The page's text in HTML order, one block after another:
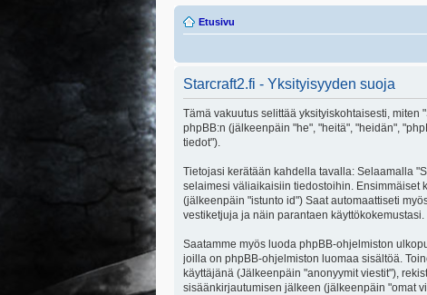
Etusivu
Starcraft2.fi - Yksityisyyden suoja
Tämä vakuutus selittää yksityiskohtaisesti, miten
phpBB:n (jälkeenpäin "he", "heitä", "heidän",
tiedot").
Tietojasi kerätään kahdella tavalla: Selaamalla
selaimesi väliaikaisiin tiedostoihin. Ensimmäiset
(jälkeenpäin "istunto id") Saat automaattiseti
vestiketjuja ja näin parantaen käyttökokemustasi.
Saatamme myös luoda phpBB-ohjelmiston
joilla on phpBB-ohjelmiston luomaa sisältöä.
käyttäjänä (Jälkeenpäin "anonyymit viestit"),
sisäänkirjautumisen jälkeen (jälkeenpäin "omat